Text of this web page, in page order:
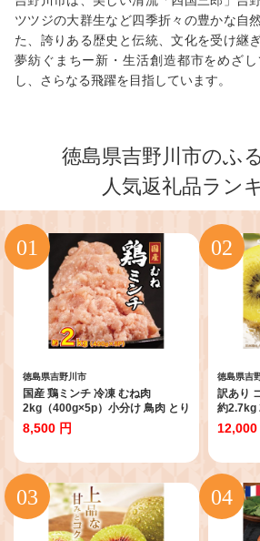
ツツジの大群生など四季折々の豊かな自
た、誇りある歴史と伝統、文化を受け継
夢紡ぐまちー新・生活創造都市をめざ
し、さらなる飛躍を目指しています。
徳島県吉野川市のふ
人気返礼品ラン
徳島県吉野川市
国産 鶏ミンチ 冷凍 むね肉
2kg（400g×5p）小分け 鳥肉 とり
にく 鶏 とり チキン むね肉 鶏ひき
肉 冷凍 小分け 冷凍 鶏ミンチ ミン
子 メンチカツ 鍋 スープ カレー お
かず おつまみ 惣菜 弁当 日用
BBQ アウトドア ギフト プレゼン
ト 贈答 冷凍 送料無料 徳島県 吉野
川市 有限会社阿波食品
8,500 円
徳島県吉
訳あり
約2.7kg
ロージ
キウイ
ム キウ
フルー
ツ追熟
プレゼ
吉野川
12,000